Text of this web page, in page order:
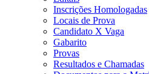
Inscrições Homologadas
Locais de Prova
Candidato X Vaga
Gabarito
Provas
Resultados e Chamadas